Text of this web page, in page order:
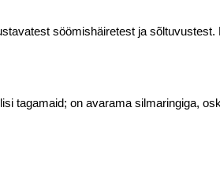
söömishäiretest ja sõltuvustest.
tagamaid; on avarama silmaringiga,